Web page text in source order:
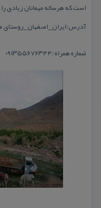
است كه هرساله مهمانان زیادی
آدرس:ایران_اصفهان_روستای
شماره همراه :۰۹۱۳۵۵۶۷۶۳۴۴